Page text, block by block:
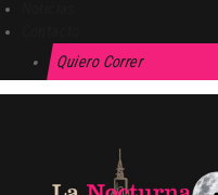
Quiero Correr